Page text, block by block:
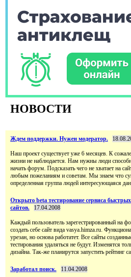
НОВОСТИ
Ждем поддержки. Нужен модератор.
Наш проект существует уже 6 месяцев. К
жизни не наблюдается. Нам нужны люди
начать форум. Подсказать чего не хватает на
любым пожеланиям и советам. Мы знаем что
определенная группа людей интересующаяся
Открыто beta тестирование сервиса быстрых
сайтов.
17.04.2008
Каждый пользователь зарегестрированный на
создать себе сайт вида vasya.himza.ru.
урезан, но основа работатет. Все сайты
тестирования удаляться не будут. Изменятся
дизайна. Так-же планирутся запустить рейтинг
Заработал поиск. 11.04.2008